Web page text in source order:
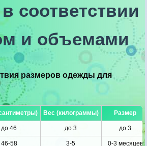
соответствии
и объемами
размеров одежды для
Вес (килограммы) Размер
до 46 до 3 до 3
46-58 3-5 0-3 месяцев